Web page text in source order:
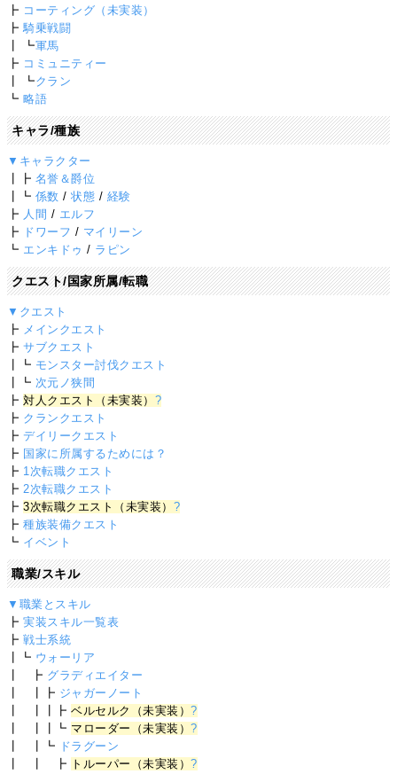
┣ コーティング（未実装）
┣騎乗戦闘
┃ ┗軍馬
┣ コミュニティー
┃ ┗クラン
┗略語
キャラ/種族
▼キャラクター
┃┣ 名誉＆爵位
┃┗ 係数 /状態 / 経験
┣ 人間 / エルフ
┣ ドワーフ / マイリーン
┗ エンキドゥ / ラピン
クエスト/国家所属/転職
▼クエスト
┣ メインクエスト
┣サブクエスト
┃┗ モンスター討伐クエスト
┃┗ 次元ノ狭間
┣対人クエスト（未実装） ?
┣ クランクエスト
┣デイリークエスト
┣ 国家に所属するためには？
┣ 1次転職クエスト
┣2次転職クエスト
┣3次転職クエスト（未実装） ?
┣種族装備クエスト
┗ イベント
職業/スキル
▼職業とスキル
┣実装スキル一覧表
┣戦士系統
┃┗ ウォーリア
┃ ┣ グラディエイター
┃ ┃┣ ジャガーノート
┃ ┃┃┣ベルセルク（未実装）?
┃ ┃┃┗ マローダー（未実装）?
┃ ┃┗ ドラグーン
┃ ┃ ┣ トルーパー（未実装）?